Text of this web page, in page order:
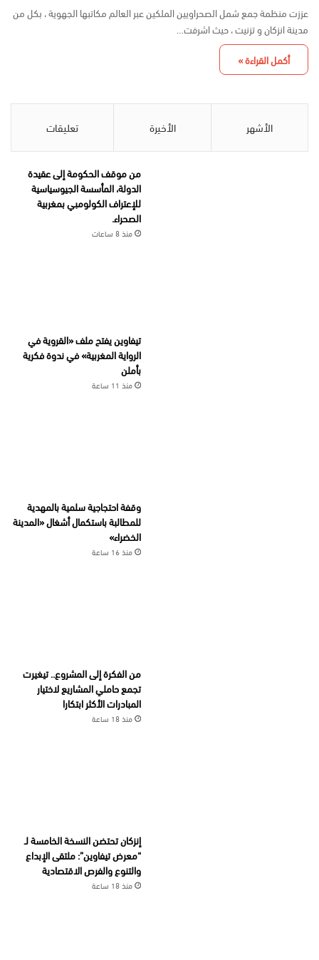
عززت منظمة جمع شمل الصحراويين الملكين عبر العالم مكاتبها الجهوية ، بكل من
مدينة انزكان و تزنيت ، حيث اشرفت…
أكمل القراءة »
الأشهر الأخيرة تعليقات
من موقف الحكومة إلى عقيدة
الدولة، المأسسة الجيوسياسية
للإعتراف الكولومبي بمغربية
الصحراء.
منذ 8 ساعات
تيفاوين يفتح ملف «القروية في
الرواية المغربية» في ندوة فكرية
بأملن
منذ 11 ساعة
وقفة احتجاجية سلمية بالمهدية
للمطالبة باستكمال أشغال «المدينة
الخضراء»
منذ 16 ساعة
من الفكرة إلى المشروع.. تيغيرت
تجمع حاملي المشاريع لاختيار
المبادرات الأكثر ابتكارا
منذ 18 ساعة
إنزكان تحتضن النسخة الخامسة لـ
“معرض تيفاوين”: ملتقى الإبداع
والتنوع والفرص الاقتصادية
منذ 18 ساعة